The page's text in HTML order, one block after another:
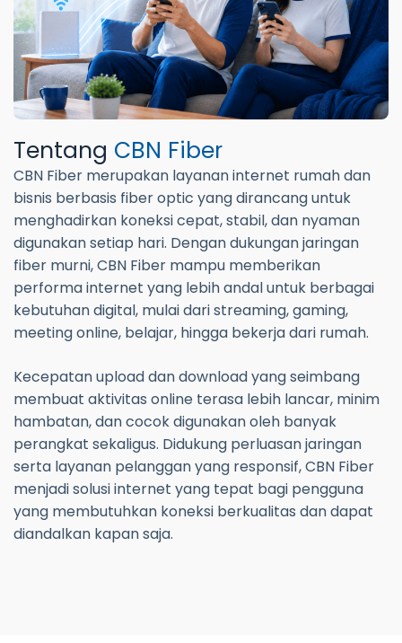
Tentang CBN Fiber
CBN Fiber merupakan layanan internet rumah dan
bisnis berbasis fiber optic yang dirancang untuk
menghadirkan koneksi cepat, stabil, dan nyaman
digunakan setiap hari. Dengan dukungan jaringan
fiber murni, CBN Fiber mampu memberikan
performa internet yang lebih andal untuk berbagai
kebutuhan digital, mulai dari streaming, gaming,
meeting online, belajar, hingga bekerja dari rumah.
Kecepatan upload dan download yang seimbang
membuat aktivitas online terasa lebih lancar, minim
hambatan, dan cocok digunakan oleh banyak
perangkat sekaligus. Didukung perluasan jaringan
serta layanan pelanggan yang responsif, CBN Fiber
menjadi solusi internet yang tepat bagi pengguna
yang membutuhkan koneksi berkualitas dan dapat
diandalkan kapan saja.